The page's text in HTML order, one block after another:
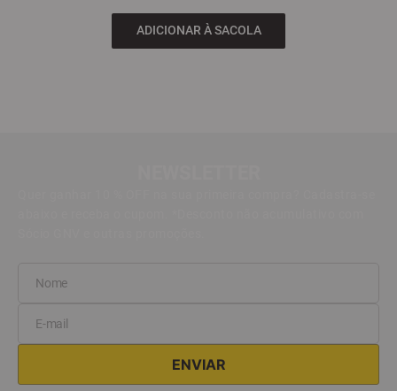
ADICIONAR À SACOLA